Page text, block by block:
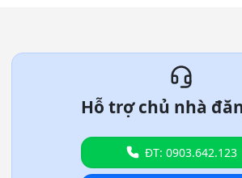
Hỗ trợ chủ nhà
ĐT: 0903.642.123